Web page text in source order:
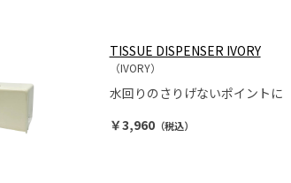
TISSUE DISPENSER IVORY
（IVORY）
水回りのさりげないポイントに
￥3,960（税込）